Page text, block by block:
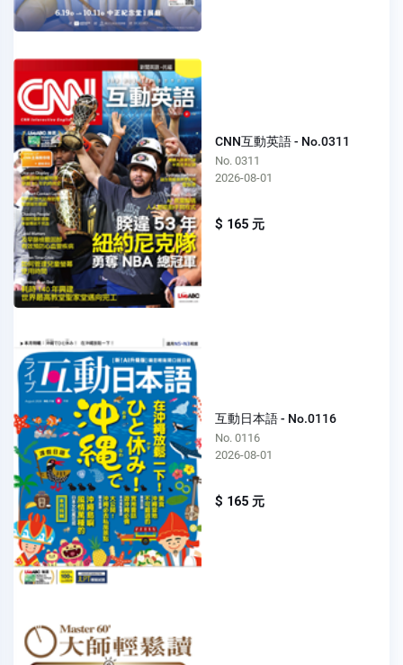
CNN互動英語 - No.0311
No. 0311
2026-08-01
$ 165 元
互動日本語 - No.0116
No. 0116
2026-08-01
$ 165 元